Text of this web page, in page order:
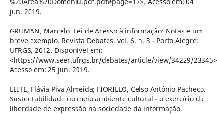
jun. 2019.
GRUMAN, Marcelo. Lei de Acesso à informação: Notas e um
breve exemplo. Revista Debates. vol. 6. n. 3 - Porto Alegre:
UFRGS, 2012. Disponível em:
<https://www.seer.ufrgs.br/debates/article/view/34229/
Acesso em: 25 jun. 2019.
LEITE, Flávia Piva Almeida; FIORILLO, Celso Antônio Pacheco.
Sustentabilidade no meio ambiente cultural - o exercício da
liberdade de expressão na sociedade da informação.